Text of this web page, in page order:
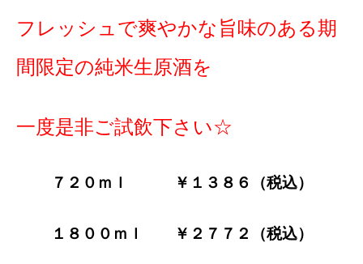
フレッシュで爽やかな旨味のある期
間限定の純米生原酒を
一度是非ご試飲下さい☆
７２０ｍｌ ￥１３８６（税込）
１８００ｍｌ ￥２７７２（税込）